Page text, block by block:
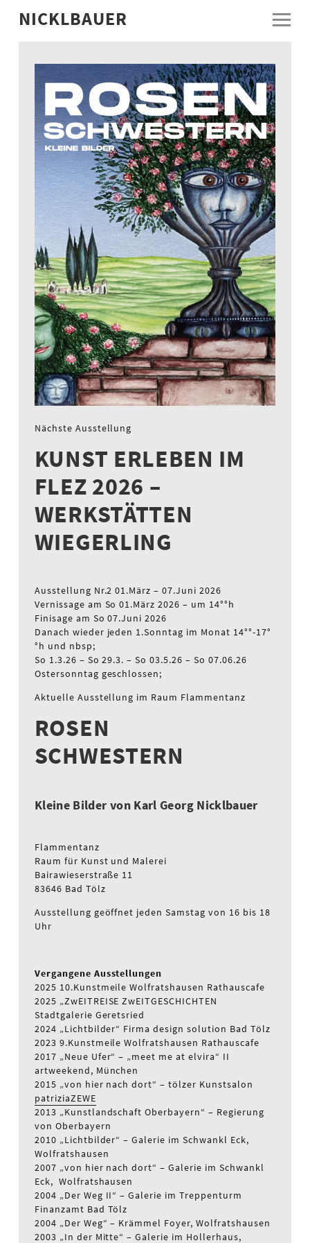
NICKLBAUER
Nächste Ausstellung
KUNST ERLEBEN IM
FLEZ 2026 –
WERKSTÄTTEN
WIEGERLING
Ausstellung Nr.2 01.März – 07.Juni 2026
Vernissage am So 01.März 2026 – um 14°°h
Finisage am So 07.Juni 2026
Danach wieder jeden 1.Sonntag im Monat 14°°-17°
°h und nbsp;
So 1.3.26 – So 29.3. – So 03.5.26 – So 07.06.26
Ostersonntag geschlossen;
Aktuelle Ausstellung im Raum Flammentanz
ROSEN
SCHWESTERN
Kleine Bilder von Karl Georg Nicklbauer
Flammentanz
Raum für Kunst und Malerei
Bairawieserstraße 11
83646 Bad Tölz
Ausstellung geöffnet jeden Samstag von 16 bis 18
Uhr
Vergangene Ausstellungen
2025 10.Kunstmeile Wolfratshausen Rathauscafe
2025 „ZwEITREISE ZwEITGESCHICHTEN
Stadtgalerie Geretsried
2024 „Lichtbilder“ Firma design solution Bad Tölz
2023 9.Kunstmeile Wolfratshausen Rathauscafe
2017 „Neue Ufer“ – „meet me at elvira“ II
artweekend, München
2015 „von hier nach dort“ – tölzer Kunstsalon
patriziaZEWE
2013 „Kunstlandschaft Oberbayern“ – Regierung
von Oberbayern
2010 „Lichtbilder“ – Galerie im Schwankl Eck,
Wolfratshausen
2007 „von hier nach dort“ – Galerie im Schwankl
Eck, Wolfratshausen
2004 „Der Weg II“ – Galerie im Treppenturm
Finanzamt Bad Tölz
2004 „Der Weg“ – Krämmel Foyer, Wolfratshausen
2003 „In der Mitte“ – Galerie im Hollerhaus,